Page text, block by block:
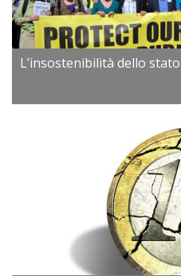
L’insostenibilità dello